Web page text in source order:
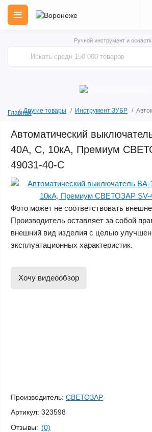
Ручной инструмент и
ГлавнаяДругие товары Инструмент ЗУБР
Автоматический
40А, C, 10кА, Премиум
49031-40-C
Фото может не соответствовать
Производитель оставляет за собой
внешний вид изделия с целью
эксплуатационных характеристик.
Хочу видеообзор
Производитель: СВЕТОЗАР
Артикул: 323598
Отзывы: (0)